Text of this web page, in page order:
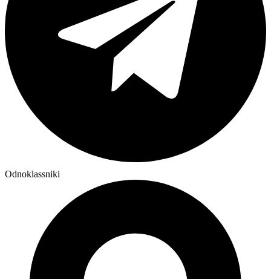
Odnoklassniki